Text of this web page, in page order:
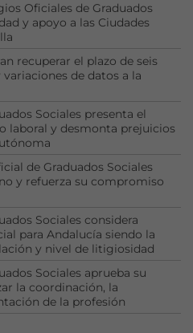
Oficiales de Graduados
y apoyo a las Ciudades
recuperar el plazo de seis
de datos a la
Sociales presenta el
laboral y desmonta prejuicios
de Graduados Sociales
y refuerza su compromiso
Sociales considera
para Andalucía siendo la
y nivel de litigiosidad
Sociales aprueba su
la coordinación, la
de la profesión
Estas
cookies no
son
opcionales.
Son
para que
funcione la
web.
Estadísticas